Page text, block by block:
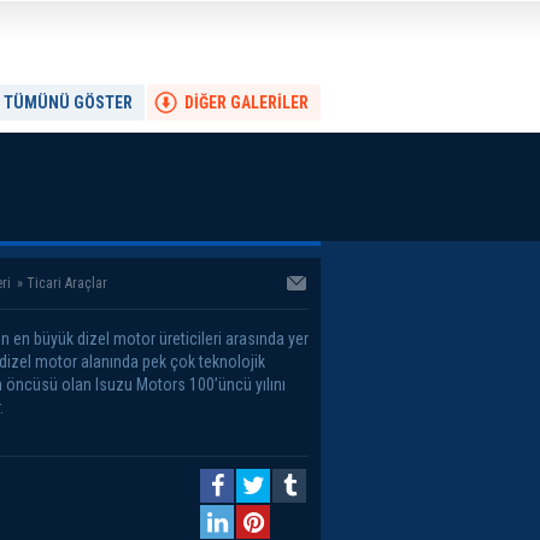
DİĞER GALERİLER
TÜMÜNÜ GÖSTER
» Ticari Araçlar
en büyük dizel motor üreticileri arasında yer
motor alanında pek çok teknolojik
olan Isuzu Motors 100’üncü yılını